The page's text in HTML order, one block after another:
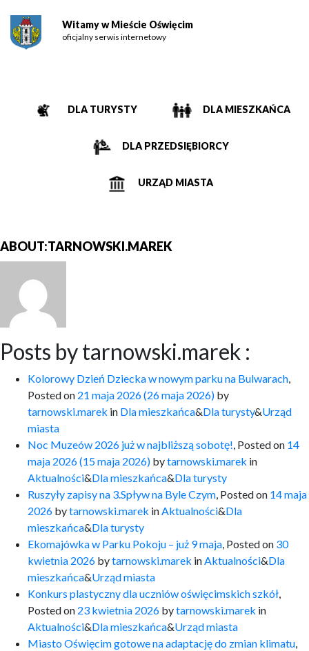
Witamy w Mieście Oświęcim
oficjalny serwis internetowy
DLA TURYSTY DLA MIESZKAŃCA
DLA PRZEDSIĘBIORCY
URZĄD MIASTA
ABOUT:TARNOWSKI.MAREK
Posts by tarnowski.marek :
Kolorowy Dzień Dziecka w nowym parku na Bulwarach,
Posted on 21 maja 2026(26 maja 2026) by
tarnowski.marek in Dla mieszkańca&Dla turysty&Urząd
miasta
Noc Muzeów 2026 już w najbliższą sobotę!, Posted on 14
maja 2026(15 maja 2026) bytarnowski.marek in
Aktualności&Dla mieszkańca&Dla turysty
Ruszyły zapisy na 3.Spływ na Byle Czym, Posted on 14 maja
2026 bytarnowski.marek inAktualności&Dla
mieszkańca&Dla turysty
Ekomajówka w Parku Pokoju – już 9 maja, Posted on 30
kwietnia 2026 bytarnowski.marek inAktualności&Dla
mieszkańca&Urząd miasta
Konkurs plastyczny dla uczniów oświęcimskich szkół,
Posted on 23 kwietnia 2026 bytarnowski.marek in
Aktualności&Dla mieszkańca&Urząd miasta
Miasto Oświęcim gotowe na adaptację do zmian klimatu,